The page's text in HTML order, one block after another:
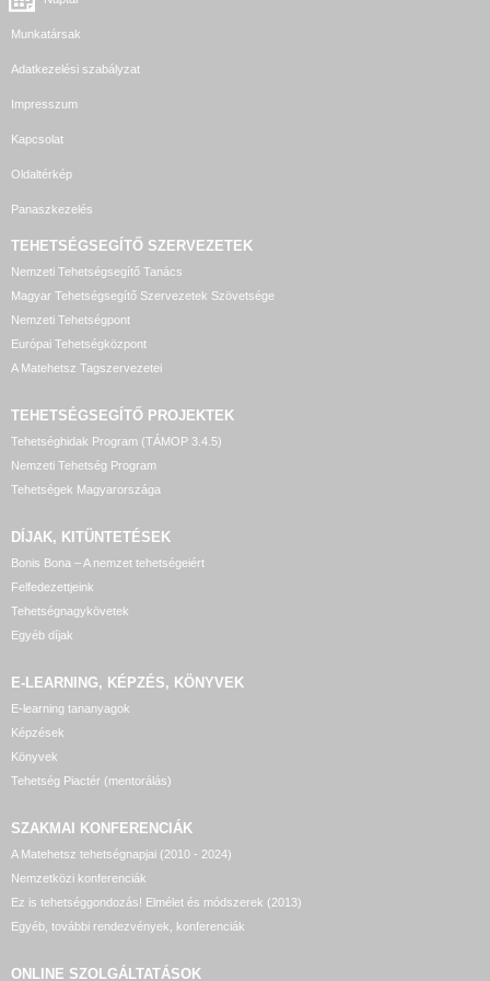
Munkatársak
Adatkezelési szabályzat
Impresszum
Kapcsolat
Oldaltérkép
Panaszkezelés
TEHETSÉGSEGÍTŐ SZERVEZETEK
Nemzeti Tehetségsegítő Tanács
Magyar Tehetségsegítő Szervezetek Szövetsége
Nemzeti Tehetségpont
Európai Tehetségközpont
A Matehetsz Tagszervezetei
TEHETSÉGSEGÍTŐ PROJEKTEK
Tehetséghidak Program (TÁMOP 3.4.5)
Nemzeti Tehetség Program
Tehetségek Magyarországa
DÍJAK, KITÜNTETÉSEK
Bonis Bona – A nemzet tehetségeiért
Felfedezettjeink
Tehetségnagykövetek
Egyéb díjak
E-LEARNING, KÉPZÉS, KÖNYVEK
E-learning tananyagok
Képzések
Könyvek
Tehetség Piactér (mentorálás)
SZAKMAI KONFERENCIÁK
A Matehetsz tehetségnapjai (2010 - 2024)
Nemzetközi konferenciák
Ez is tehetséggondozás! Elmélet és módszerek (2013)
Egyéb, további rendezvények, konferenciák
ONLINE SZOLGÁLTATÁSOK